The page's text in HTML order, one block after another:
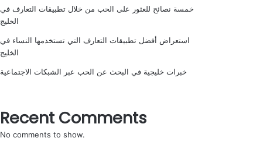
خمسة نصائح للعثور على الحب من خلال تطبيقات التعارف في
الخليج
استعراض أفضل تطبيقات التعارف التي تستخدمها النساء في
الخليج
خبرات خليجية في البحث عن الحب عبر الشبكات الاجتماعية
Recent Comments
No comments to show.